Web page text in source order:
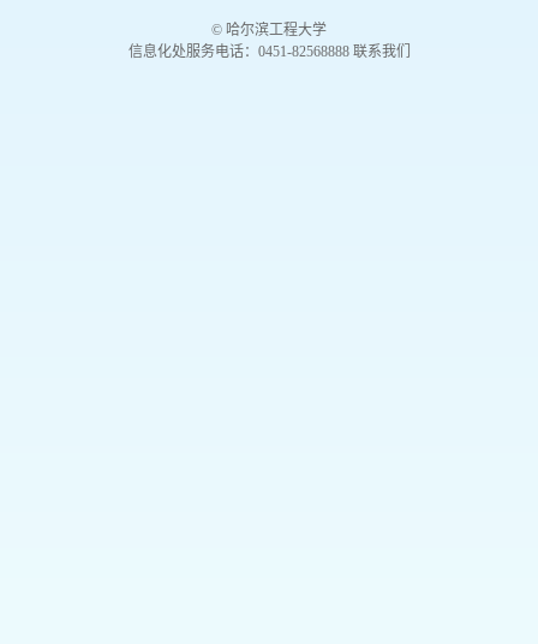
© 哈尔滨工程大学
信息化处服务电话：0451-82568888 联系我们